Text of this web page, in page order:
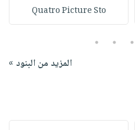
Quatro Picture Sto
3
4
5
المزيد من البنود »